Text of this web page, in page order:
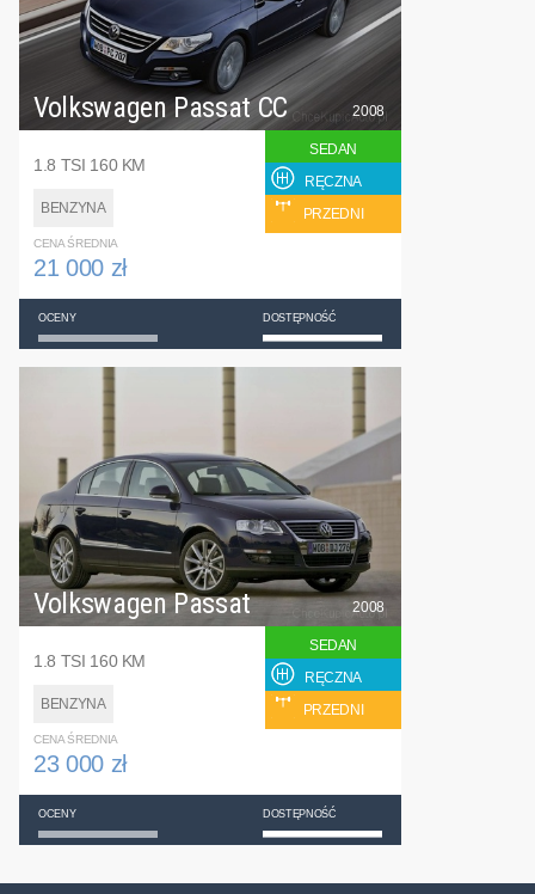
Volkswagen Passat CC
1.8 TSI 160 KM
BENZYNA
2008
SEDAN
RĘCZNA
PRZEDNI
CENA ŚREDNIA
21 000 zł
OCENY DOSTĘPNOŚĆ
Volkswagen Passat
1.8 TSI 160 KM
BENZYNA
2008
SEDAN
RĘCZNA
PRZEDNI
CENA ŚREDNIA
23 000 zł
OCENY DOSTĘPNOŚĆ